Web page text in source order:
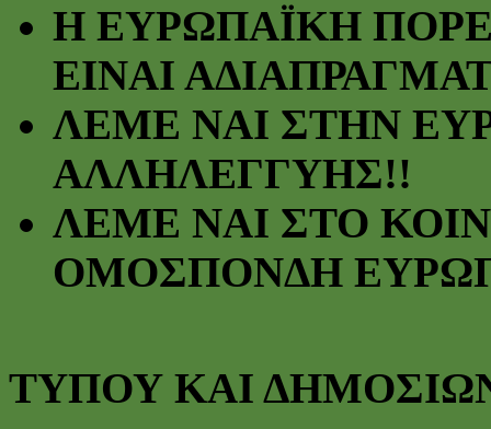
Η ΕΥΡΩΠΑΪΚΗ
ΕΙΝΑΙ
ΛΕΜΕ ΝΑΙ ΣΤΗΝ
ΑΛΛΗΛΕΓΓΥΗΣ!!
ΛΕΜΕ ΝΑΙ ΣΤΟ
ΟΜΟΣΠΟΝΔΗ
ΤΥΠΟΥ ΚΑΙ